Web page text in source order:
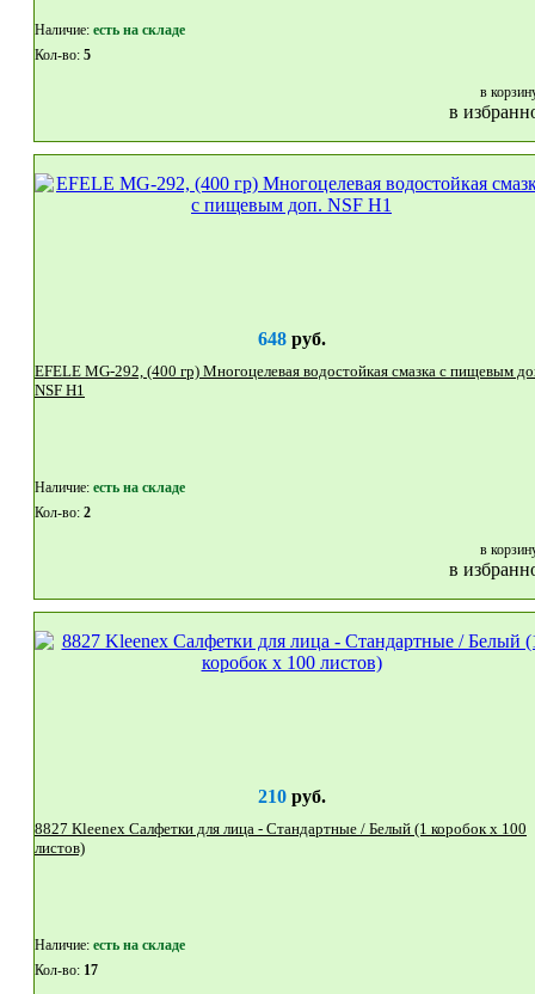
Наличие: eсть на складе
Кол-во: 5
в
в
648руб.
EFELE MG-292, (400 гр) Многоцелевая водостойкая смазка с пищевым доп.
NSF H1
Наличие: eсть на складе
Кол-во: 2
в
в
210руб.
8827 Kleenex Салфетки для лица - Стандартные / Белый (1 коробок x 100
листов)
Наличие: eсть на складе
Кол-во: 17